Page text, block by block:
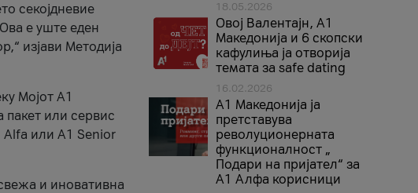
секојдневие
е уште еден
изјави Методија
Мојот А1
пакет или сервис
Alfa или A1 Senior
и иновативна
18.05.2026
Овој Валентајн, A1
Македонија и 6 скопски
кафулиња ја отворија
темата за safe dating
16.02.2026
А1 Македонија ја
претставува
револуционерната
функционалност „
Подари на пријател“ за
А1 Алфа корисници